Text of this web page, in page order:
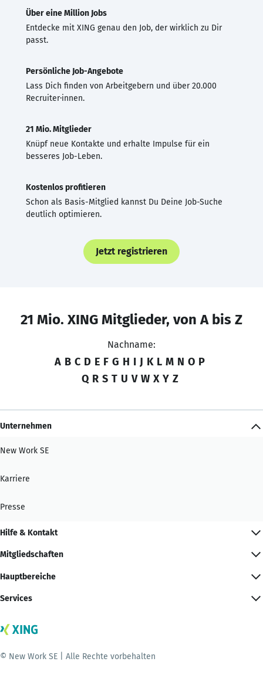
Über eine Million Jobs
Entdecke mit XING genau den Job, der wirklich zu Dir
passt.
Persönliche Job-Angebote
Lass Dich finden von Arbeitgebern und über 20.000
Recruiter·innen.
21 Mio. Mitglieder
Knüpf neue Kontakte und erhalte Impulse für ein
besseres Job-Leben.
Kostenlos profitieren
Schon als Basis-Mitglied kannst Du Deine Job-Suche
deutlich optimieren.
Jetzt registrieren
21 Mio. XING Mitglieder, von A bis Z
Nachname:
A B C D E F G H I J K L M N O P
Q R S T U V W X Y Z
Unternehmen
New Work SE
Karriere
Presse
Hilfe & Kontakt
Mitgliedschaften
Hauptbereiche
Services
© New Work SE | Alle Rechte vorbehalten